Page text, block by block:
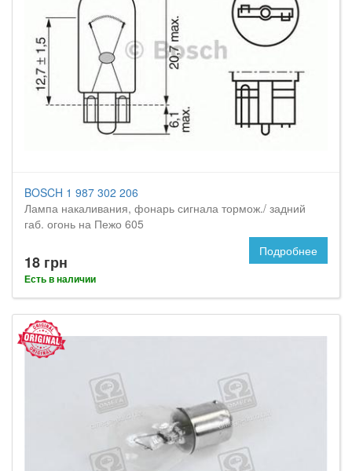
BOSCH 1 987 302 206
Лампа накаливания, фонарь сигнала тормож./ задний
габ. огонь на Пежо 605
18 грн
Есть в наличии
Подробнее